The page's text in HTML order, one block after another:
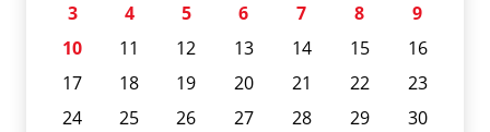
3
4 5 6 7 8
9
10
11 12 13 14 15
16
17
18 19 20 21 22
23
24
25 26 27 28 29
30